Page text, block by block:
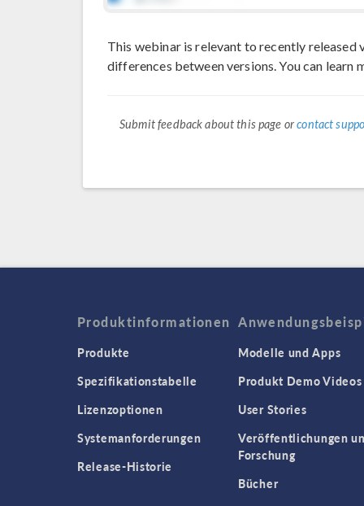
This webinar is relevant to recently
differences between versions. You can
Submit feedback about this page orcontact
Produktinformationen
Produkte
Spezifikationstabelle
Lizenzoptionen
Systemanforderungen
Release-Historie
Modelle und Apps
Produkt Demo Videos
User Stories
Veröffentlichungen
Forschung
Bücher